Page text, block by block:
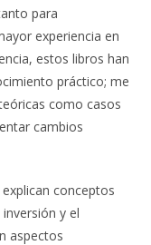
para
experiencia en
estos libros han
práctico; me
como casos
cambios
conceptos
y el
aspectos